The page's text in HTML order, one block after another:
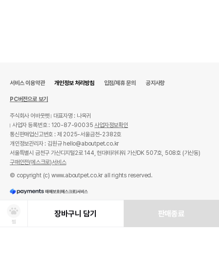
찜
장바구니 담기 판매종료
서비스 이용약관 개인정보 처리방침 입점/제휴 문의 공지사항
PC버전으로 보기
주식회사 어바웃펫
대표자명 : 나옥귀
사업자 등록번호 : 120-87-90035사업자정보확인
통신판매업신고번호 : 제 2025-서울금천-2382호
개인정보관리자 : 김원규 hello@aboutpet.co.kr
서울특별시 금천구 가산디지털2로 144, 현대테라타워 가산DK 507호, 508호 (가산동)
구매안전(에스크로)서비스
© copyright (c) www.aboutpet.co.kr all rights reserved.